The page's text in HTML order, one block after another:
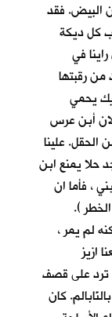
البيض. فقد
كل ديكة
في
رقبتها
يحمي
أبن عرس
الحقل. علينا
حلا يمنع ابن
، فأما ان
).
لم يمر ،
ازيز
ترد على قصف
كان